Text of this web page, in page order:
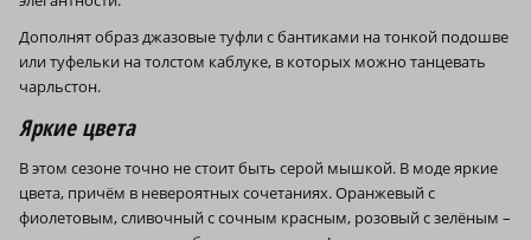
Дополнят образ джазовые туфли с бантиками на тонкой подошве
или туфельки на толстом каблуке, в которых можно танцевать
чарльстон.
Яркие цвета
В этом сезоне точно не стоит быть серой мышкой. В моде яркие
цвета, причём в невероятных сочетаниях. Оранжевый с
фиолетовым, сливочный с сочным красным, розовый с зелёным –